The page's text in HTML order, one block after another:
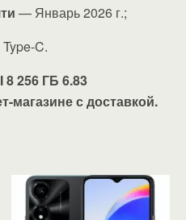
— Январь 2026 г.;
C.
256 ГБ 6.83
магазине с доставкой.